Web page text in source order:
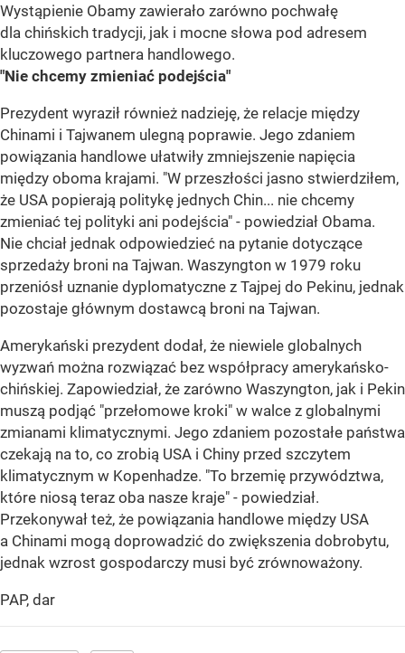
Wystąpienie Obamy zawierało zarówno pochwałę
dla chińskich tradycji, jak i mocne słowa pod adresem
kluczowego partnera handlowego.
"Nie chcemy zmieniać podejścia"
Prezydent wyraził również nadzieję, że relacje między
Chinami i Tajwanem ulegną poprawie. Jego zdaniem
powiązania handlowe ułatwiły zmniejszenie napięcia
między oboma krajami. "W przeszłości jasno stwierdziłem,
że USA popierają politykę jednych Chin... nie chcemy
zmieniać tej polityki ani podejścia" - powiedział Obama.
Nie chciał jednak odpowiedzieć na pytanie dotyczące
sprzedaży broni na Tajwan. Waszyngton w 1979 roku
przeniósł uznanie dyplomatyczne z Tajpej do Pekinu, jednak
pozostaje głównym dostawcą broni na Tajwan.
Amerykański prezydent dodał, że niewiele globalnych
wyzwań można rozwiązać bez współpracy amerykańsko-
chińskiej. Zapowiedział, że zarówno Waszyngton, jak i Pekin
muszą podjąć "przełomowe kroki" w walce z globalnymi
zmianami klimatycznymi. Jego zdaniem pozostałe państwa
czekają na to, co zrobią USA i Chiny przed szczytem
klimatycznym w Kopenhadze. "To brzemię przywództwa,
które niosą teraz oba nasze kraje" - powiedział.
Przekonywał też, że powiązania handlowe między USA
a Chinami mogą doprowadzić do zwiększenia dobrobytu,
jednak wzrost gospodarczy musi być zrównoważony.
PAP, dar